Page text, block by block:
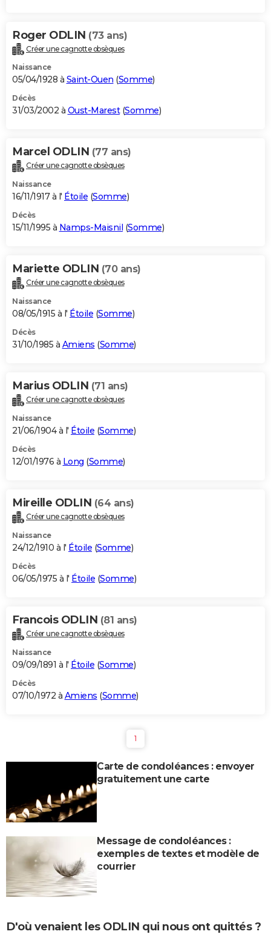
Roger ODLIN (73 ans)
Créer une cagnotte obsèques
Naissance
05/04/1928 à Saint-Ouen (Somme)
Décès
31/03/2002 à Oust-Marest(Somme)
Marcel ODLIN (77 ans)
Créer une cagnotte obsèques
Naissance
16/11/1917 à l' Étoile (Somme)
Décès
15/11/1995 à Namps-Maisnil (Somme)
Mariette ODLIN (70 ans)
Créer une cagnotte obsèques
Naissance
08/05/1915 à l' Étoile (Somme)
Décès
31/10/1985 à Amiens (Somme)
Marius ODLIN (71 ans)
Créer une cagnotte obsèques
Naissance
21/06/1904 à l' Étoile (Somme)
Décès
12/01/1976 à Long (Somme)
Mireille ODLIN (64 ans)
Créer une cagnotte obsèques
Naissance
24/12/1910 à l' Étoile (Somme)
Décès
06/05/1975 à l' Étoile (Somme)
Francois ODLIN (81 ans)
Créer une cagnotte obsèques
Naissance
09/09/1891 à l' Étoile (Somme)
Décès
07/10/1972 à Amiens (Somme)
1
Carte de condoléances : envoyer
gratuitement une carte
Message de condoléances :
exemples de textes et modèle de
courrier
D'où venaient les ODLIN qui nous ont quittés ?